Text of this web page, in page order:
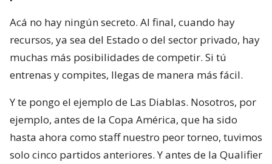
Acá no hay ningún secreto. Al final, cuando hay
recursos, ya sea del Estado o del sector privado, hay
muchas más posibilidades de competir. Si tú
entrenas y compites, llegas de manera más fácil.
Y te pongo el ejemplo de Las Diablas. Nosotros, por
ejemplo, antes de la Copa América, que ha sido
hasta ahora como staff nuestro peor torneo, tuvimos
solo cinco partidos anteriores. Y antes de la Qualifier